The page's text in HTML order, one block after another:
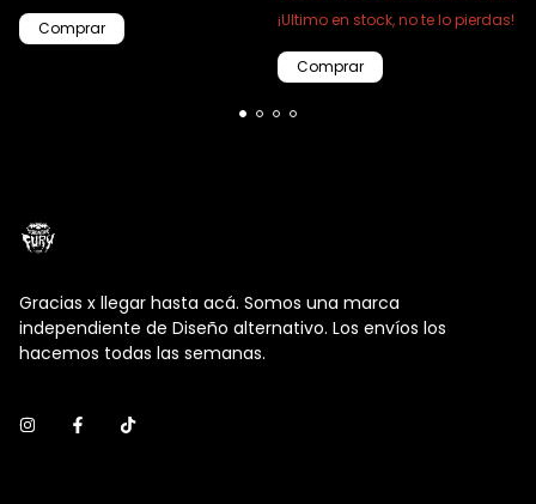
Comprar
¡Ultimo en stock, no te lo pierdas!
Gracias x llegar hasta acá. Somos una marca
independiente de Diseño alternativo. Los envíos los
hacemos todas las semanas.